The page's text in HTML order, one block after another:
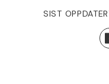
SIST